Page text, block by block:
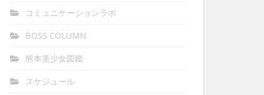
コミュニケーションラボ
BOSS COLUMN
熊本美少女図鑑
スケジュール